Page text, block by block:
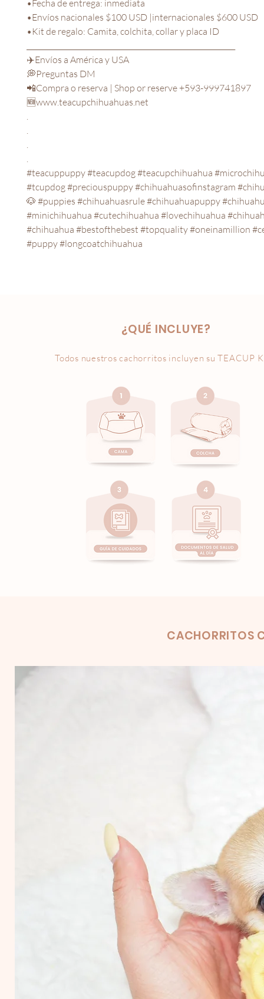
•Fecha de entrega: inmediata
•Envíos nacionales $100 USD |internacionales $600 USD
•Kit de regalo: Camita, colchita, collar y placa ID
✈️Envíos a América y USA
💭Preguntas DM
📲Compra o reserva | Shop or reserve +593-999741897
🆕www.teacupchihuahuas.net
.
.
.
.
#teacuppuppy #teacupdog #teacupchihuahua
#tcupdog #preciouspuppy #chihuahuasofinstagram
🐶 #puppies #chihuahuasrule #chihuahuapuppy
#minichihuahua #cutechihuahua #lovechihuahua
#chihuahua #bestofthebest #topquality #oneinamillion
#puppy #longcoatchihuahua
¿QUÉ INCLUYE?
Todos nuestros cachorritos incluyen su TEACUP
CACHORRITOS